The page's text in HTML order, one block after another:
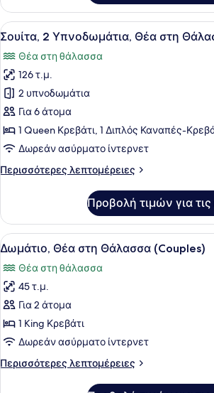
Θέα
στη
Θάλασσα
Προβολή
όλων
των
φωτογραφιών
για
Σουίτα,
2
Υπνοδωμάτια,
στη
Ένα
13
Σουίτα, 2 Υπνοδωμάτια, Θέα στη
Θέα στη θάλασσα
126 τ.μ.
2 υπνοδωμάτια
Για 6 άτομα
1 Queen Κρεβάτι, 1 Διπλός Καναπές-
Δωρεάν ασύρματο ίντερνετ
Περισσότερες λεπτομέρειες
Περισσότερες
2
Υπνοδωμάτια,
Θέα
Θάλασσα
(Gala)
Προβολή τιμών για
Προβολή
όλων
των
φωτογραφιών
για
Δωμάτιο,
Θέα
στη
Θάλασσα
Ένα
10
Δωμάτιο, Θέα στη Θάλασσα (Couples)
Θέα στη θάλασσα
45 τ.μ.
Για 2 άτομα
1 King Κρεβάτι
Δωρεάν ασύρματο ίντερνετ
Περισσότερες λεπτομέρειες
Περισσότερες